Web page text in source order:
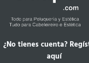
¿No tienes cuenta?
aquí